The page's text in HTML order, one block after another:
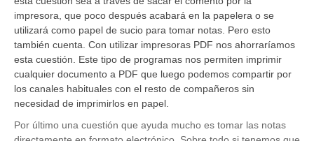
impresora, que poco después acabará en la papelera o se
utilizará como papel de sucio para tomar notas. Pero esto
también cuenta. Con utilizar impresoras PDF nos ahorraríamos
esta cuestión. Este tipo de programas nos permiten imprimir
cualquier documento a PDF que luego podemos compartir por
los canales habituales con el resto de compañeros sin
necesidad de imprimirlos en papel.
Por último una cuestión que ayuda mucho es tomar las notas